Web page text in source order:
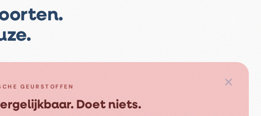
✕
GEURSTOFFEN
Doet niets.